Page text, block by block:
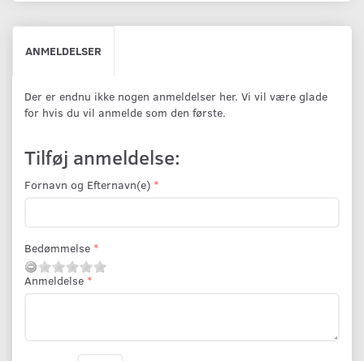
ANMELDELSER
Der er endnu ikke nogen anmeldelser her. Vi vil være glade
for hvis du vil anmelde som den første.
Tilføj anmeldelse:
Fornavn og Efternavn(e)
Bedømmelse
Anmeldelse